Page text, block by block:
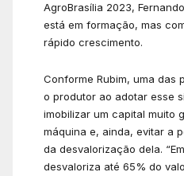
AgroBrasília 2023,
está em formação, mas
rápido crescimento.
Conforme Rubim, uma das
o produtor ao adotar esse
imobilizar um capital muito
máquina e, ainda, evitar a
da desvalorização dela.
desvaloriza até 65% do